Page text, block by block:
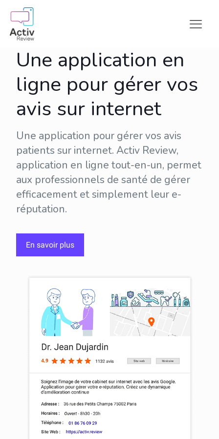
Une application en
ligne pour gérer vos
avis sur internet
Une application pour gérer vos avis
patients sur internet. Activ Review,
application en ligne tout-en-un, permet
aux professionnels de santé de gérer
efficacement et simplement leur e-
réputation.
En savoir plus